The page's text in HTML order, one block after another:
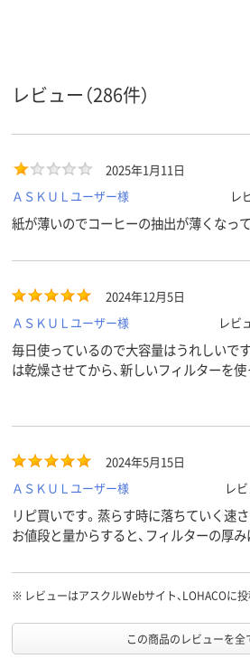
レビュー（286件）
2025年1月11日
ＡＳＫＵＬユーザー様
レ
紙が薄いのでコーヒーの抽出が薄くなっ
2024年12月5日
ＡＳＫＵＬユーザー様
レビ
毎日使っているので大容量はうれしいで
は乾燥させてから、新しいフィルターを
2024年5月15日
ＡＳＫＵＬユーザー様
レ
リピ買いです。蒸らす時に落ちていく速
お値段と量からすると、フィルターの厚み
※ レビューはアスクルWebサイト、LOHACOに
この商品のレビューを全